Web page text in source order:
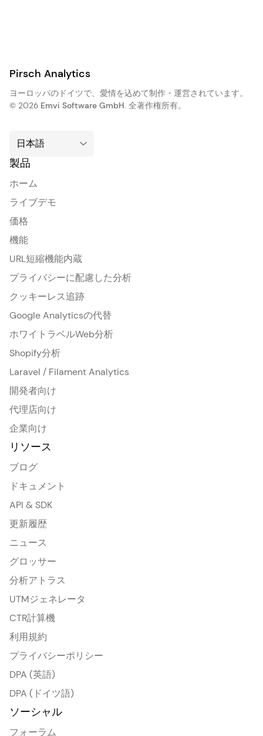
Pirsch Analytics
ヨーロッパのドイツで、愛情を込めて制作・運営されています。
© 2026 Emvi Software GmbH. 全著作権所有。
製品
ホーム
ライブデモ
価格
機能
URL短縮機能内蔵
プライバシーに配慮した分析
クッキーレス追跡
Google Analyticsの代替
ホワイトラベルWeb分析
Shopify分析
Laravel / Filament Analytics
開発者向け
代理店向け
企業向け
リソース
ブログ
ドキュメント
API & SDK
更新履歴
ニュース
グロッサー
分析アトラス
UTMジェネレータ
CTR計算機
利用規約
プライバシーポリシー
DPA (英語)
DPA (ドイツ語)
ソーシャル
フォーラム